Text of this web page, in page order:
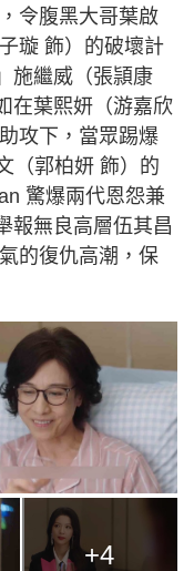
令腹黑大哥葉啟
璇 飾）的破壞計
施繼威（張頴康
在葉熙妍（游嘉欣
攻下，當眾踢爆
（郭柏妍 飾）的
驚爆兩代恩怨兼
報無良高層伍其昌
的復仇高潮，保
+4